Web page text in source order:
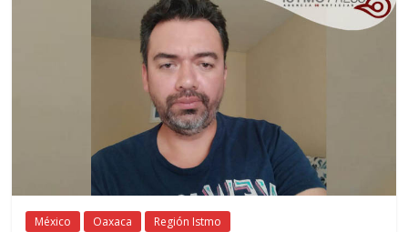
material pétreo de gravera Oyamel
México Oaxaca Región Istmo